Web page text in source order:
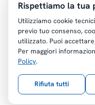
obblighi di registrazione di
Planus
Rispettiamo la tua
Utilizziamo cookie
previo tuo consenso,
utilizzato. Puoi
Per maggiori
Policy.
Rifiuta tutti